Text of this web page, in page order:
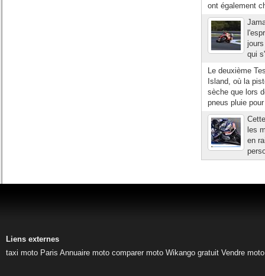
ont également
qui
Le deuxième
Island, où la
sèche que lors
pneus pluie
les
en
Liens externes
taxi moto Paris Annuaire moto comparer moto Wikango gratuit Vendre moto